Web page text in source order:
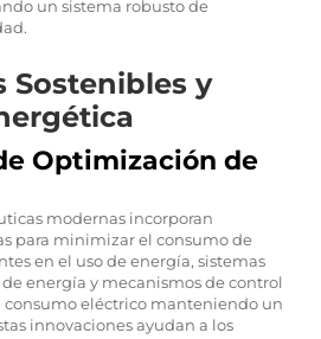
un sistema robusto de
Sostenibles y
Optimización de
modernas incorporan
para minimizar el consumo de
en el uso de energía, sistemas
energía y mecanismos de control
consumo eléctrico manteniendo un
innovaciones ayudan a los